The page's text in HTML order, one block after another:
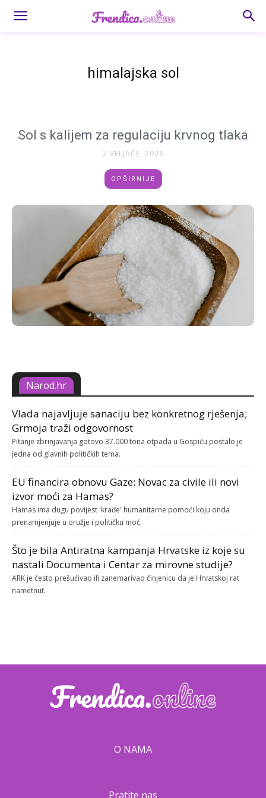
himalajska sol
Sol s kalijem za regulaciju krvnog tlaka
2 VELJAČE, 2026
OPŠIRNIJE
Narod.hr
Vlada najavljuje sanaciju bez konkretnog rješenja;
Grmoja traži odgovornost
Pitanje zbrinjavanja gotovo 37.000 tona otpada u Gospiću postalo je
jedna od glavnih političkih tema.
EU financira obnovu Gaze: Novac za civile ili novi
izvor moći za Hamas?
Hamas ima dugu povijest 'krađe' humanitarne pomoći koju onda
prenamjenjuje u oružje i političku moć.
Što je bila Antiratna kampanja Hrvatske iz koje su
nastali Documenta i Centar za mirovne studije?
ARK je često prešućivao ili zanemarivao činjenicu da je Hrvatskoj rat
nametnut.
O NAMA
Pratite nas